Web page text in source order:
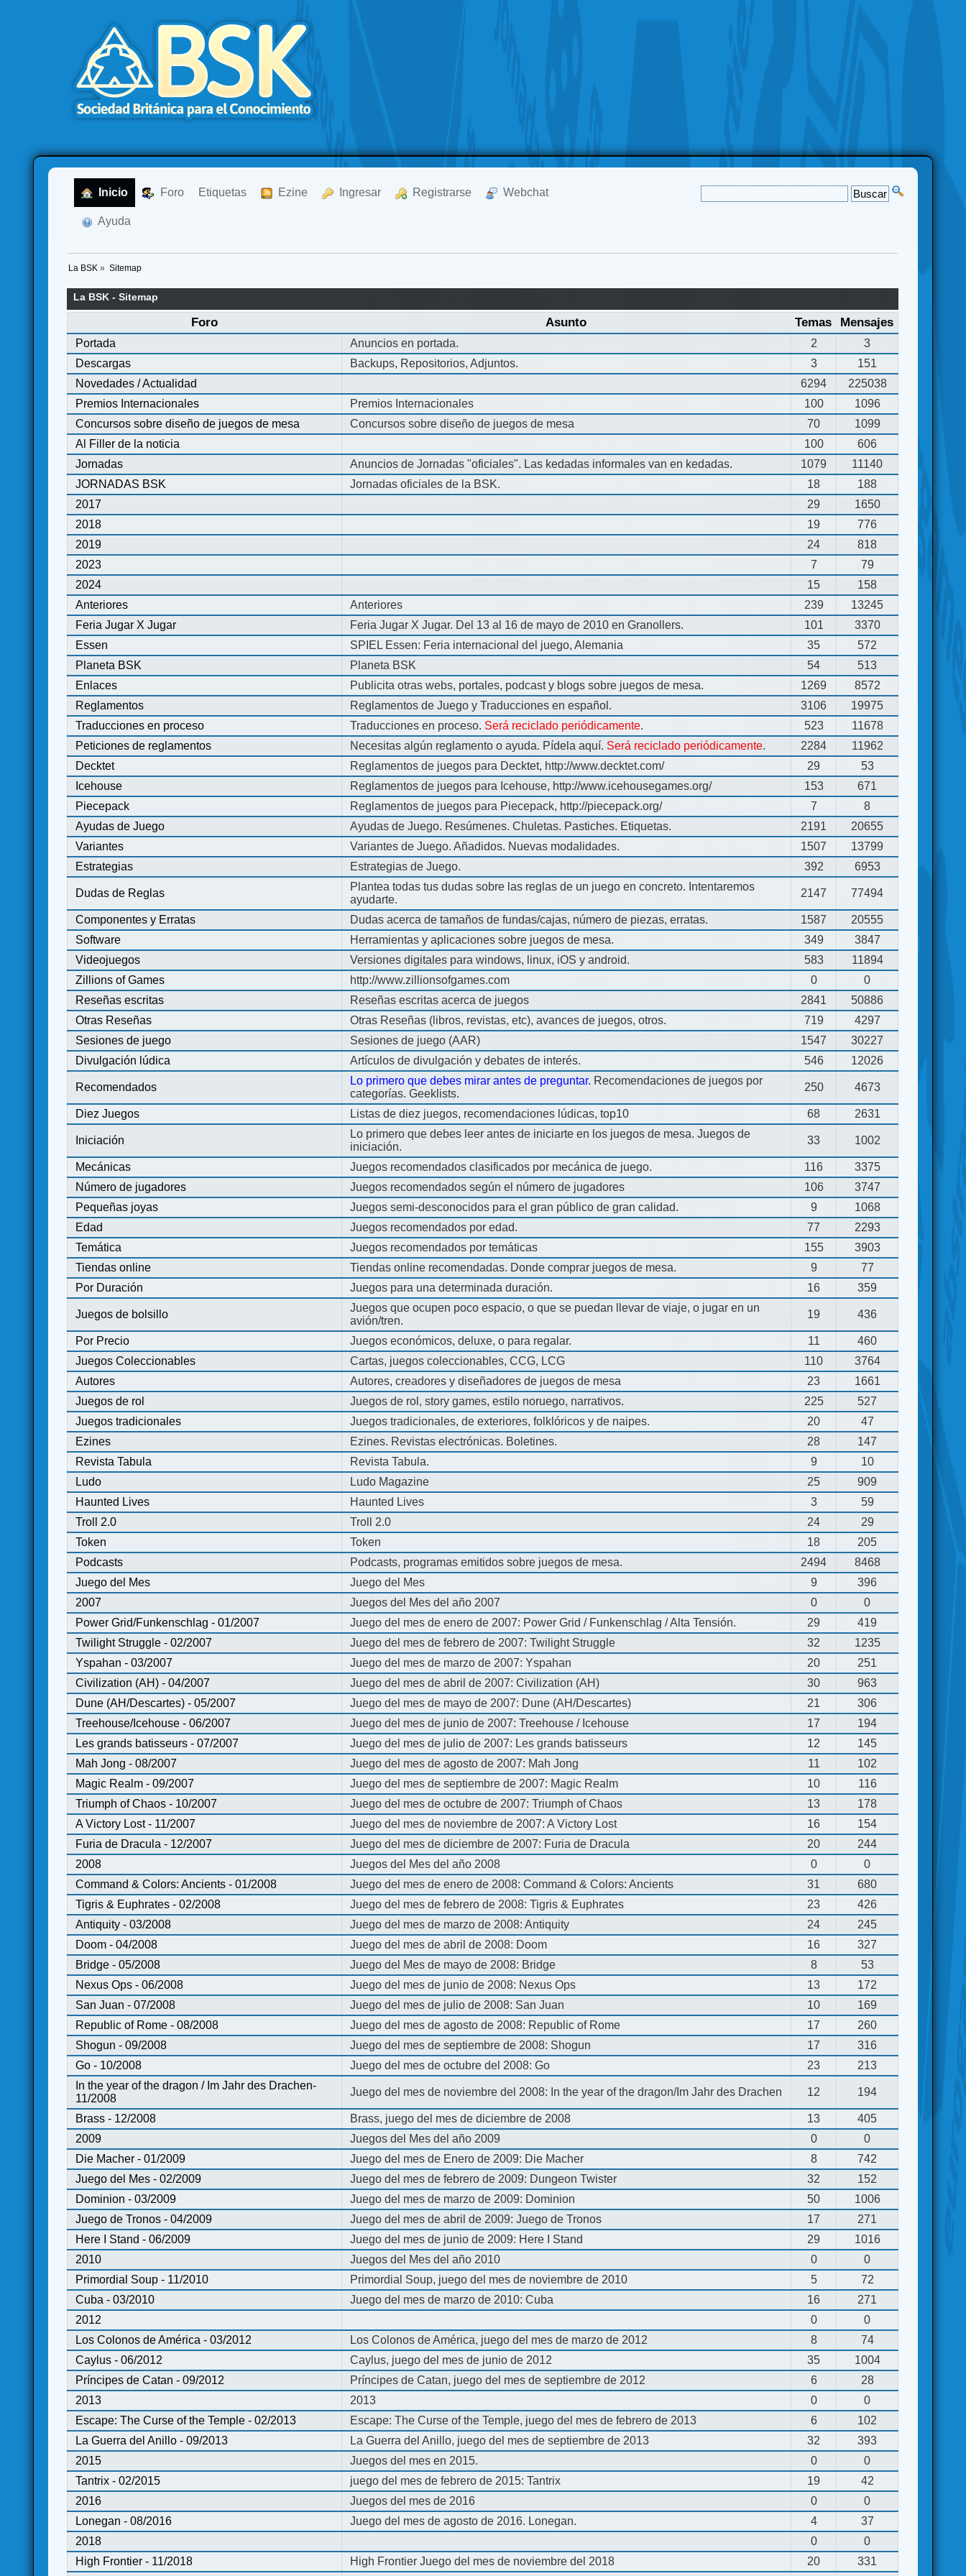
Inicio Foro Etiquetas Ezine Ingresar Registrarse Webchat
Ayuda
La BSK » Sitemap
La BSK - Sitemap
Foro Asunto Temas Mensajes
Portada Anuncios en portada. 2
3
Descargas
Backups, Repositorios, Adjuntos. 3
151
Novedades / Actualidad
6294
225038
Premios Internacionales
Premios Internacionales 100
1096
Concursos sobre diseño de juegos de mesa
Concursos sobre diseño de juegos de mesa 70
1099
Al Filler de la noticia
100
606
Jornadas
Anuncios de Jornadas "oficiales". Las kedadas informales van en kedadas. 1079
11140
JORNADAS BSK
Jornadas oficiales de la BSK. 18
188
2017
29
1650
2018
19
776
2019
24
818
2023
7
79
2024
15
158
Anteriores
Anteriores 239
13245
Feria Jugar X Jugar
Feria Jugar X Jugar. Del 13 al 16 de mayo de 2010 en Granollers. 101
3370
Essen
SPIEL Essen: Feria internacional del juego, Alemania 35
572
Planeta BSK
Planeta BSK 54
513
Enlaces
Publicita otras webs, portales, podcast y blogs sobre juegos de mesa. 1269
8572
Reglamentos
Reglamentos de Juego y Traducciones en español. 3106
19975
Traducciones en proceso
Traducciones en proceso. Será reciclado periódicamente. 523
11678
Peticiones de reglamentos
Necesitas algún reglamento o ayuda. Pídela aquí. Será reciclado periódicamente. 2284
11962
Decktet
Reglamentos de juegos para Decktet, http://www.decktet.com/ 29
53
Icehouse
Reglamentos de juegos para Icehouse, http://www.icehousegames.org/ 153
671
Piecepack
Reglamentos de juegos para Piecepack, http://piecepack.org/ 7
8
Ayudas de Juego
Ayudas de Juego. Resúmenes. Chuletas. Pastiches. Etiquetas. 2191
20655
Variantes
Variantes de Juego. Añadidos. Nuevas modalidades. 1507
13799
Estrategias
Estrategias de Juego. 392 6953
Dudas de Reglas
Plantea todas tus dudas sobre las reglas de un juego en concreto. Intentaremos
ayudarte.
2147 77494
Componentes y Erratas Dudas acerca de tamaños de fundas/cajas, número de piezas, erratas. 1587
20555
Software
Herramientas y aplicaciones sobre juegos de mesa. 349
3847
Videojuegos
Versiones digitales para windows, linux, iOS y android. 583
11894
Zillions of Games
http://www.zillionsofgames.com 0
0
Reseñas escritas
Reseñas escritas acerca de juegos 2841
50886
Otras Reseñas
Otras Reseñas (libros, revistas, etc), avances de juegos, otros. 719
4297
Sesiones de juego
Sesiones de juego (AAR) 1547
30227
Divulgación lúdica
Artículos de divulgación y debates de interés. 546 12026
Recomendados
Lo primero que debes mirar antes de preguntar. Recomendaciones de juegos por
categorías. Geeklists.
250 4673
Diez Juegos Listas de diez juegos, recomendaciones lúdicas, top10 68 2631
Iniciación
Lo primero que debes leer antes de iniciarte en los juegos de mesa. Juegos de
iniciación.
33 1002
Mecánicas Juegos recomendados clasificados por mecánica de juego. 116
3375
Número de jugadores
Juegos recomendados según el número de jugadores 106
3747
Pequeñas joyas
Juegos semi-desconocidos para el gran público de gran calidad. 9
1068
Edad
Juegos recomendados por edad. 77
2293
Temática
Juegos recomendados por temáticas 155
3903
Tiendas online
Tiendas online recomendadas. Donde comprar juegos de mesa. 9
77
Por Duración
Juegos para una determinada duración. 16 359
Juegos de bolsillo
Juegos que ocupen poco espacio, o que se puedan llevar de viaje, o jugar en un
avión/tren.
19 436
Por Precio Juegos económicos, deluxe, o para regalar. 11
460
Juegos Coleccionables
Cartas, juegos coleccionables, CCG, LCG 110
3764
Autores
Autores, creadores y diseñadores de juegos de mesa 23
1661
Juegos de rol
Juegos de rol, story games, estilo noruego, narrativos. 225
527
Juegos tradicionales
Juegos tradicionales, de exteriores, folklóricos y de naipes. 20
47
Ezines
Ezines. Revistas electrónicas. Boletines. 28
147
Revista Tabula
Revista Tabula. 9
10
Ludo
Ludo Magazine 25
909
Haunted Lives
Haunted Lives 3
59
Troll 2.0
Troll 2.0 24
29
Token
Token 18
205
Podcasts
Podcasts, programas emitidos sobre juegos de mesa. 2494
8468
Juego del Mes
Juego del Mes 9
396
2007
Juegos del Mes del año 2007 0
0
Power Grid/Funkenschlag - 01/2007
Juego del mes de enero de 2007: Power Grid / Funkenschlag / Alta Tensión. 29
419
Twilight Struggle - 02/2007
Juego del mes de febrero de 2007: Twilight Struggle 32
1235
Yspahan - 03/2007
Juego del mes de marzo de 2007: Yspahan 20
251
Civilization (AH) - 04/2007
Juego del mes de abril de 2007: Civilization (AH) 30
963
Dune (AH/Descartes) - 05/2007
Juego del mes de mayo de 2007: Dune (AH/Descartes) 21
306
Treehouse/Icehouse - 06/2007
Juego del mes de junio de 2007: Treehouse / Icehouse 17
194
Les grands batisseurs - 07/2007
Juego del mes de julio de 2007: Les grands batisseurs 12
145
Mah Jong - 08/2007
Juego del mes de agosto de 2007: Mah Jong 11
102
Magic Realm - 09/2007
Juego del mes de septiembre de 2007: Magic Realm 10
116
Triumph of Chaos - 10/2007
Juego del mes de octubre de 2007: Triumph of Chaos 13
178
A Victory Lost - 11/2007
Juego del mes de noviembre de 2007: A Victory Lost 16
154
Furia de Dracula - 12/2007
Juego del mes de diciembre de 2007: Furia de Dracula 20
244
2008
Juegos del Mes del año 2008 0
0
Command & Colors: Ancients - 01/2008
Juego del mes de enero de 2008: Command & Colors: Ancients 31
680
Tigris & Euphrates - 02/2008
Juego del mes de febrero de 2008: Tigris & Euphrates 23
426
Antiquity - 03/2008
Juego del mes de marzo de 2008: Antiquity 24
245
Doom - 04/2008
Juego del mes de abril de 2008: Doom 16
327
Bridge - 05/2008
Juego del Mes de mayo de 2008: Bridge 8
53
Nexus Ops - 06/2008
Juego del mes de junio de 2008: Nexus Ops 13
172
San Juan - 07/2008
Juego del mes de julio de 2008: San Juan 10
169
Republic of Rome - 08/2008
Juego del mes de agosto de 2008: Republic of Rome 17
260
Shogun - 09/2008
Juego del mes de septiembre de 2008: Shogun 17
316
Go - 10/2008
Juego del mes de octubre del 2008: Go 23
213
In the year of the dragon / Im Jahr des Drachen-
11/2008
Juego del mes de noviembre del 2008: In the year of the dragon/Im Jahr des Drachen 12 194
Brass - 12/2008 Brass, juego del mes de diciembre de 2008 13
405
2009
Juegos del Mes del año 2009 0
0
Die Macher - 01/2009
Juego del mes de Enero de 2009: Die Macher 8
742
Juego del Mes - 02/2009
Juego del mes de febrero de 2009: Dungeon Twister 32
152
Dominion - 03/2009
Juego del mes de marzo de 2009: Dominion 50
1006
Juego de Tronos - 04/2009
Juego del mes de abril de 2009: Juego de Tronos 17
271
Here I Stand - 06/2009
Juego del mes de junio de 2009: Here I Stand 29
1016
2010
Juegos del Mes del año 2010 0
0
Primordial Soup - 11/2010
Primordial Soup, juego del mes de noviembre de 2010 5
72
Cuba - 03/2010
Juego del mes de marzo de 2010: Cuba 16
271
2012
0
0
Los Colonos de América - 03/2012
Los Colonos de América, juego del mes de marzo de 2012 8
74
Caylus - 06/2012
Caylus, juego del mes de junio de 2012 35
1004
Príncipes de Catan - 09/2012
Príncipes de Catan, juego del mes de septiembre de 2012 6
28
2013
2013 0
0
Escape: The Curse of the Temple - 02/2013
Escape: The Curse of the Temple, juego del mes de febrero de 2013 6
102
La Guerra del Anillo - 09/2013
La Guerra del Anillo, juego del mes de septiembre de 2013 32
393
2015
Juegos del mes en 2015. 0
0
Tantrix - 02/2015
juego del mes de febrero de 2015: Tantrix 19
42
2016
Juegos del mes de 2016 0
0
Lonegan - 08/2016
Juego del mes de agosto de 2016. Lonegan. 4
37
2018
0
0
High Frontier - 11/2018
High Frontier Juego del mes de noviembre del 2018 20
331